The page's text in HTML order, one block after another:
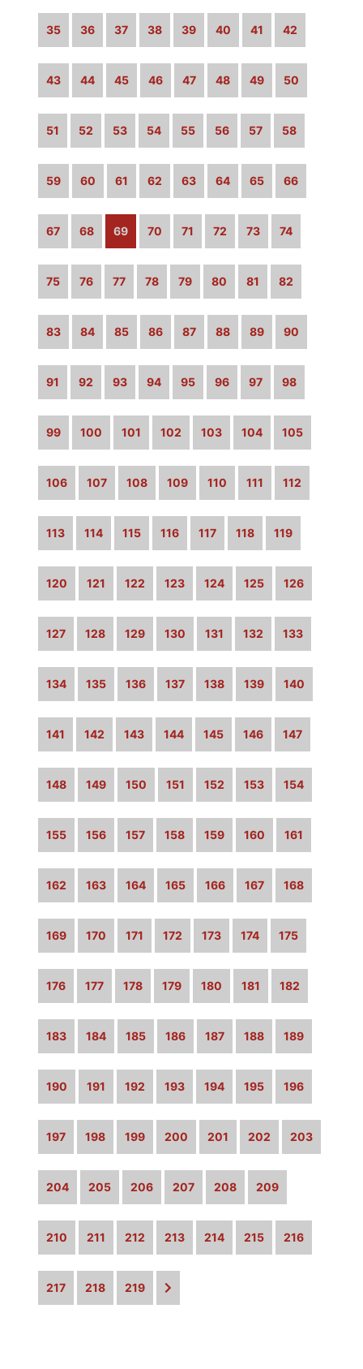
35 36 37 38 39 40 41 42
43 44 45 46 47 48 49 50
51 52 53 54 55 56 57 58
59 60 61 62 63 64 65 66
67 68 69 70 71 72 73 74
75 76 77 78 79 80 81 82
83 84 85 86 87 88 89 90
91 92 93 94 95 96 97 98
99 100 101 102 103 104 105
106 107 108 109 110 111 112
113 114 115 116 117 118 119
120 121 122 123 124 125 126
127 128 129 130 131 132 133
134 135 136 137 138 139 140
141 142 143 144 145 146 147
148 149 150 151 152 153 154
155 156 157 158 159 160 161
162 163 164 165 166 167 168
169 170 171 172 173 174 175
176 177 178 179 180 181 182
183 184 185 186 187 188 189
190 191 192 193 194 195 196
197 198 199 200 201 202 203
204 205 206 207 208 209
210 211 212 213 214 215 216
217 218 219